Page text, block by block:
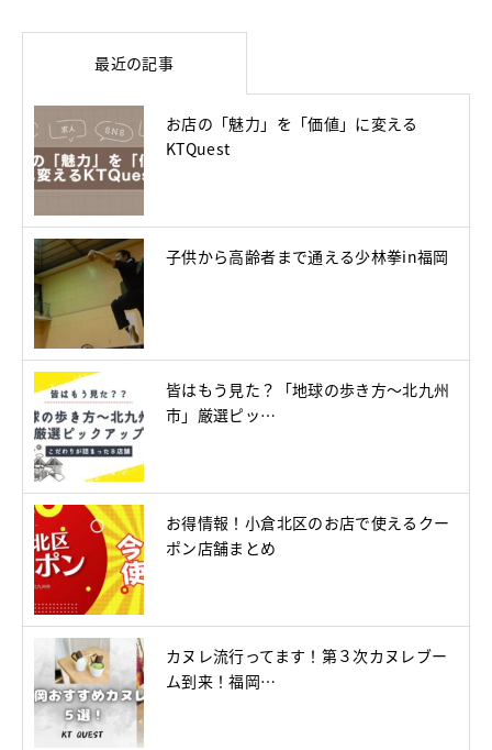
最近の記事
お店の「魅力」を「価値」に変える
KTQuest
子供から高齢者まで通える少林拳in福岡
皆はもう見た？「地球の歩き方～北九州
市」厳選ピッ…
お得情報！小倉北区のお店で使えるクー
ポン店舗まとめ
カヌレ流行ってます！第３次カヌレブー
ム到来！福岡…